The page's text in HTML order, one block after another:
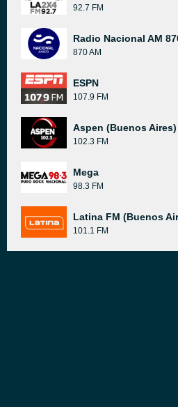
92.7 FM
Radio Nacional AM
870 AM
ESPN
107.9 FM
Aspen (Buenos Aires)
102.3 FM
Mega
98.3 FM
Latina FM (Buenos
101.1 FM